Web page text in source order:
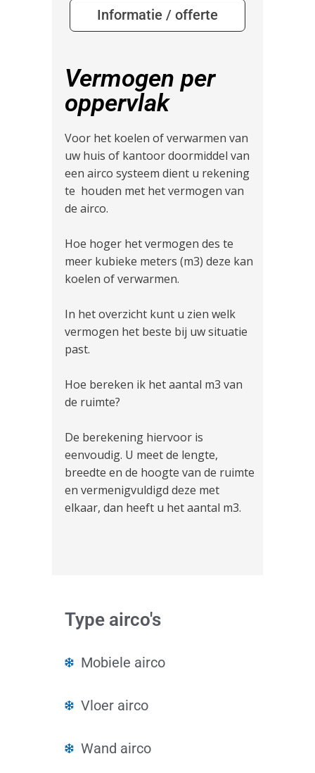
Informatie / offerte
Vermogen per
oppervlak
Voor het koelen of verwarmen van
uw huis of kantoor doormiddel van
een airco systeem dient u rekening
te houden met het vermogen van
de airco.
Hoe hoger het vermogen des te
meer kubieke meters (m3) deze kan
koelen of verwarmen.
In het overzicht kunt u zien welk
vermogen het beste bij uw situatie
past.
Hoe bereken ik het aantal m3 van
de ruimte?
De berekening hiervoor is
eenvoudig. U meet de lengte,
breedte en de hoogte van de ruimte
en vermenigvuldigd deze met
elkaar, dan heeft u het aantal m3.
Type airco's
Mobiele airco
Vloer airco
Wand airco